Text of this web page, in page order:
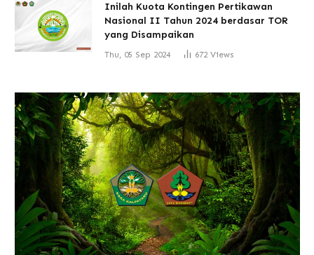
Inilah Kuota Kontingen Pertikawan
Nasional II Tahun 2024 berdasar TOR
yang Disampaikan
Thu, 05 Sep 2024 672 Views